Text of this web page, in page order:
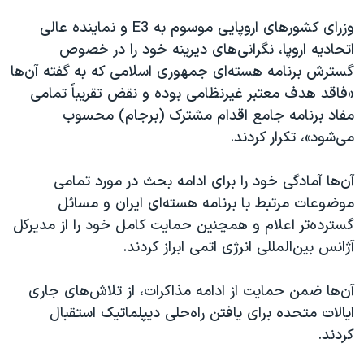
سفر پرزیدنت ترامپ به چین
وزرای کشورهای اروپایی موسوم به E3 و نماینده عالی
اتحادیه اروپا، نگرانی‌های دیرینه خود را در خصوص
گسترش برنامه هسته‌ای جمهوری اسلامی که به گفته آن‌ها
«فاقد هدف معتبر غیرنظامی بوده و نقض تقریباً تمامی
مفاد برنامه جامع اقدام مشترک (برجام) محسوب
می‌شود»، تکرار کردند.
آن‌ها آمادگی خود را برای ادامه بحث در مورد تمامی
موضوعات مرتبط با برنامه هسته‌ای ایران و مسائل
گسترده‌تر اعلام و همچنین حمایت کامل خود را از مدیرکل
آژانس بین‌المللی انرژی اتمی ابراز کردند.
آن‌ها ضمن حمایت از ادامه مذاکرات، از تلاش‌های جاری
ایالات متحده برای یافتن راه‌حلی دیپلماتیک استقبال
کردند.